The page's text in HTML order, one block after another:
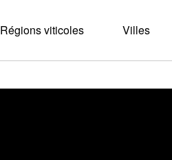
Régions viticoles Villes